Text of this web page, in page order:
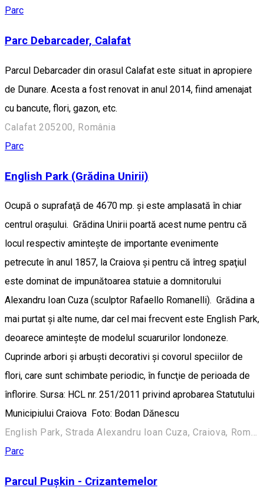
Parc
Parc Debarcader, Calafat
Parcul Debarcader din orasul Calafat este situat in apropiere
de Dunare. Acesta a fost renovat in anul 2014, fiind amenajat
cu bancute, flori, gazon, etc.
Calafat 205200, România
Parc
English Park (Grădina Unirii)
Ocupă o suprafaţă de 4670 mp. şi este amplasată în chiar
centrul oraşului. Grădina Unirii poartă acest nume pentru că
locul respectiv aminteşte de importante evenimente
petrecute în anul 1857, la Craiova şi pentru că întreg spaţiul
este dominat de impunătoarea statuie a domnitorului
Alexandru Ioan Cuza (sculptor Rafaello Romanelli). Grădina a
mai purtat şi alte nume, dar cel mai frecvent este English Park,
deoarece aminteşte de modelul scuarurilor londoneze.
Cuprinde arbori şi arbuşti decorativi şi covorul speciilor de
flori, care sunt schimbate periodic, în funcţie de perioada de
înflorire. Sursa: HCL nr. 251/2011 privind aprobarea Statutului
Municipiului Craiova Foto: Bodan Dănescu
English Park, Strada Alexandru Ioan Cuza, Craiova, România
Parc
Parcul Pușkin - Crizantemelor